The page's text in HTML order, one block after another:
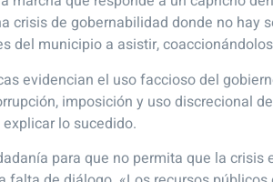
crisis de gobernabilidad donde no hay
del municipio a asistir,
evidencian el uso faccioso del
imposición y uso discrecional
lo sucedido.
para que no permita que la